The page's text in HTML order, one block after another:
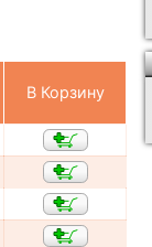
В Корзину